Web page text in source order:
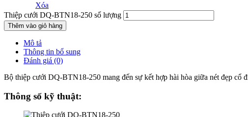
Xóa
Thiệp cưới DQ-BTN18-250 số lượng
Thêm vào giỏ hàng
Mô tả
Thông tin bổ sung
Đánh giá (0)
Bộ thiệp cưới DQ-BTN18-250 mang đến sự kết hợp hài hòa giữa nét đẹp cổ
Thông số kỹ thuật: